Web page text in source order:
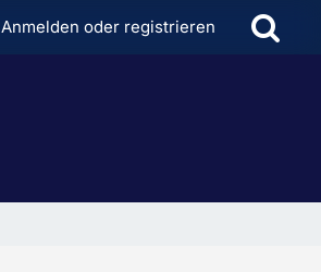
Anmelden oder registrieren